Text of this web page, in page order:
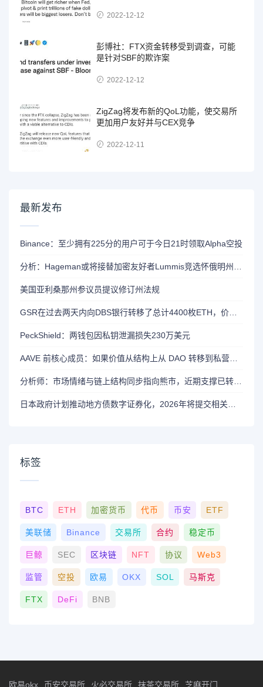
2022-12-12
彭博社：FTX资金转移受到调查，可能
是针对SBF的欺诈案
2022-12-12
ZigZag将发布新的QoL功能，使交易所
更加用户友好并与CEX竞争
2022-12-11
最新发布
Binance：至少拥有225分的用户可于今日21时领取Alpha空投
美国亚利桑那州参议员提议修订州法规
PeckShield：两钱包因私钥泄漏损失230万美元
标签
BTC ETH 加密货币 代币 币安 ETF
美联储 Binance 交易所 合约 稳定币
巨鲸 SEC 区块链 NFT 协议 Web3
监管 空投 欧易 OKX SOL 马斯克
FTX DeFi BNB
欧易okx 币安交易所 火必交易所 抹茶交易所 芝麻开门